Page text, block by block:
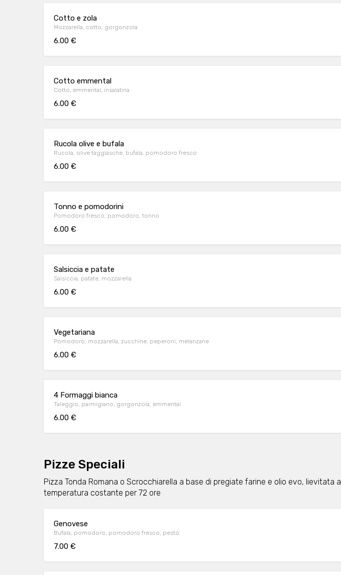
Cotto e zola
Mozzarella, cotto, gorgonzola
6.00 €
Cotto emmental
Cotto, emmental, insalatina
6.00 €
Rucola olive e bufala
Rucola, olive taggiasche, bufala, pomodoro fresco
6.00 €
Tonno e pomodorini
Pomodoro fresco, pomodoro, tonno
6.00 €
Salsiccia e patate
Salsiccia, patate, mozzarella
6.00 €
Vegetariana
Pomodoro, mozzarella, zucchine, peperoni, melanzane
6.00 €
4 Formaggi bianca
Taleggio, parmigiano, gorgonzola, emmental
6.00 €
Pizze Speciali
Pizza Tonda Romana o Scrocchiarella a base di pregiate farine e olio evo, lievitata a
temperatura costante per 72 ore
Genovese
Bufala, pomodoro, pomodoro fresco, pesto
7.00 €